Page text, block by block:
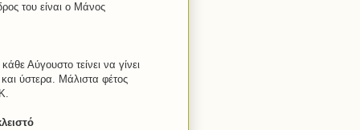
του είναι ο Μάνος
κάθε Αύγουστο τείνει να γίνει
ύστερα. Μάλιστα φέτος